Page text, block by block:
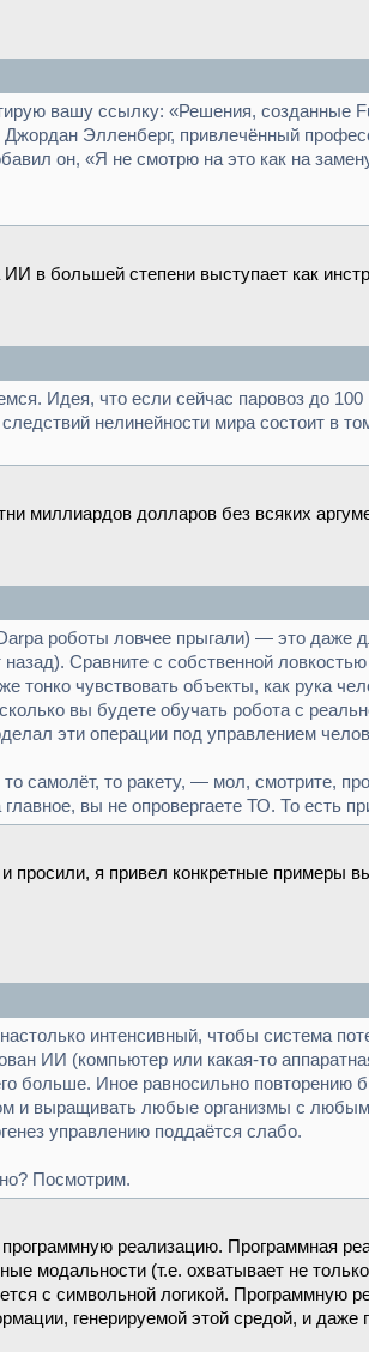
вашу ссылку: «Решения, созданные
Элленберг, привлечённый
он, «Я не смотрю на это как на
в большей степени выступает как
Идея, что если сейчас паровоз до 100
нелинейности мира состоит в
миллиардов долларов без всяких
роботы ловчее прыгали) — это даже
Сравните с собственной
тонко чувствовать объекты, как рука
вы будете обучать робота с
эти операции под управлением
самолёт, то ракету, — мол, смотрите,
вы не опровергаете ТО. То есть
просили, я привел конкретные примеры
интенсивный, чтобы система
ИИ (компьютер или какая-то
больше. Иное равносильно повторению
и выращивать любые организмы с
управлению поддаётся слабо.
Посмотрим.
реализацию. Программная
модальности (т.е. охватывает не
с символьной логикой.
генерируемой этой средой, и